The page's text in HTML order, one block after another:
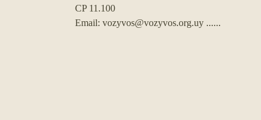
CP 11.100
Email: vozyvos@vozyvos.org.uy ......